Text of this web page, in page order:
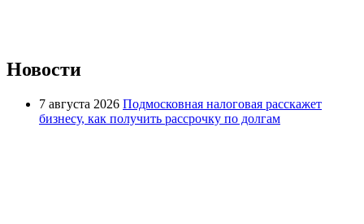
Новости
7 августа 2026 Подмосковная налоговая расскажет
бизнесу, как получить рассрочку по долгам